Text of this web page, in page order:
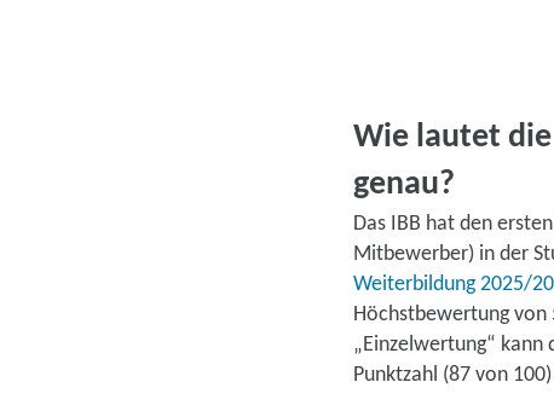
Wie lautet
genau?
Das IBB hat den
Mitbewerber) in der
Weiterbildung 2025/
Höchstbewertung
„Einzelwertung“ kann
Punktzahl (87 von